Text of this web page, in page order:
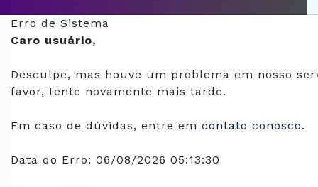
Erro de Sistema
Caro usuário,
Desculpe, mas houve um problema em nosso
favor, tente novamente mais tarde.
Em caso de dúvidas, entre em contato conosco.
Data do Erro: 06/08/2026 05:13:30